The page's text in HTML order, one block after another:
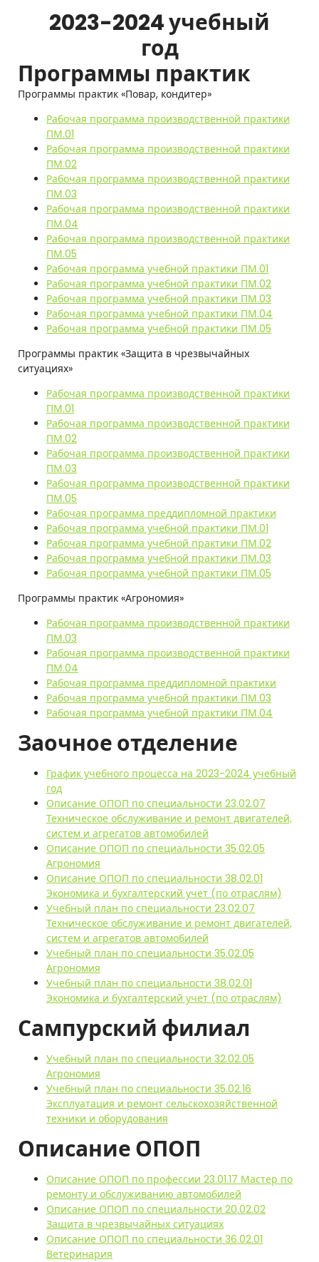
2023-2024 учебный
год
Программы практик
Программы практик «Повар, кондитер»
Рабочая программа производственной практики
ПМ.01
Рабочая программа производственной практики
ПМ.02
Рабочая программа производственной практики
ПМ.03
Рабочая программа производственной практики
ПМ.04
Рабочая программа производственной практики
ПМ.05
Рабочая программа учебной практики ПМ.01
Рабочая программа учебной практики ПМ.02
Рабочая программа учебной практики ПМ.03
Рабочая программа учебной практики ПМ.04
Рабочая программа учебной практики ПМ.05
Программы практик «Защита в чрезвычайных
ситуациях»
Рабочая программа производственной практики
ПМ.01
Рабочая программа производственной практики
ПМ.02
Рабочая программа производственной практики
ПМ.03
Рабочая программа производственной практики
ПМ.05
Рабочая программа преддипломной практики
Рабочая программа учебной практики ПМ.01
Рабочая программа учебной практики ПМ.02
Рабочая программа учебной практики ПМ.03
Рабочая программа учебной практики ПМ.05
Программы практик «Агрономия»
Рабочая программа производственной практики
ПМ.03
Рабочая программа производственной практики
ПМ.04
Рабочая программа преддипломной практики
Рабочая программа учебной практики ПМ.03
Рабочая программа учебной практики ПМ.04
Заочное отделение
График учебного процесса на 2023-2024 учебный
год
Описание ОПОП по специальности 23.02.07
Техническое обслуживание и ремонт двигателей,
систем и агрегатов автомобилей
Описание ОПОП по специальности 35.02.05
Агрономия
Описание ОПОП по специальности 38.02.01
Экономика и бухгалтерский учет (по отраслям)
Учебный план по специальности 23.02.07
Техническое обслуживание и ремонт двигателей,
систем и агрегатов автомобилей
Учебный план по специальности 35.02.05
Агрономия
Учебный план по специальности 38.02.01
Экономика и бухгалтерский учет (по отраслям)
Сампурский филиал
Учебный план по специальности 32.02.05
Агрономия
Учебный план по специальности 35.02.16
Эксплуатация и ремонт сельскохозяйственной
техники и оборудования
Описание ОПОП
Описание ОПОП по профессии 23.01.17 Мастер по
ремонту и обслуживанию автомобилей
Описание ОПОП по специальности 20.02.02
Защита в чрезвычайных ситуациях
Описание ОПОП по специальности 36.02.01
Ветеринария